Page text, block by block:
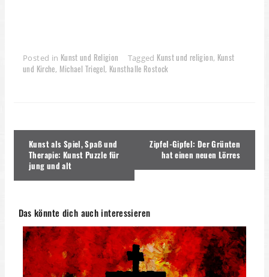
Posted in Kunst und Religion Tagged Kunst und religion, Kunst
und Kirche, Michael Triegel, Kunsthalle Rostock
Beitragsnavigation
Kunst als Spiel, Spaß und
Therapie: Kunst Puzzle für
jung und alt
Zipfel-Gipfel: Der Grünten
hat einen neuen Lörres
Das könnte dich auch interessieren